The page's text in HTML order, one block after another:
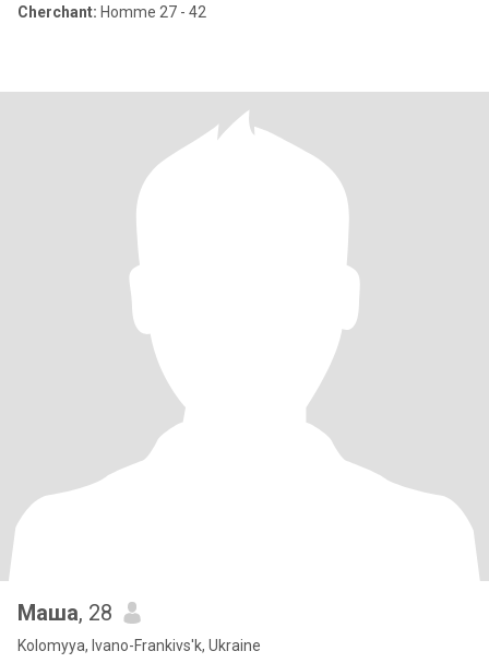
Cherchant: Homme 27 - 42
Маша, 28
Kolomyya, Ivano-Frankivs'k, Ukraine